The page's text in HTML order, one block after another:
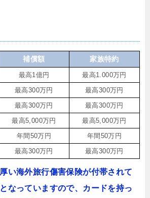
補償額 家族特約
最高1億円
最高1.000万円
最高300万円
最高300万円
最高300万円
最高300万円
最高5,000万円
最高5,000万円
年間50万円
年間50万円
最高300万円 最高300万円
い海外旅行傷害保険が付帯されて
なっていますので、カードを持っ